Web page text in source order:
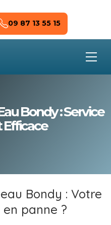
09 87 13 55 15
Bondy : Service
Efficace
Bondy : Votre
panne ?